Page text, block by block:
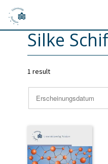
Silke
1 result